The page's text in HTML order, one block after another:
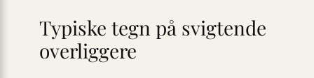
Typiske tegn på svigtende
overliggere